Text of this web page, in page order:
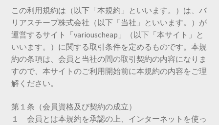
この利用規約は（以下「本規約」といいます。）は、バ
リアスチープ株式会社（以下「当社」といいます。）が
運営するサイト「variouscheap」（以下「本サイト」と
いいます。）に関する取引条件を定めるものです。本規
約の条項は、会員と当社の間の取引契約の内容になりま
すので、本サイトのご利用開始前に本規約の内容をご理
解ください。
第１条（会員資格及び契約の成立）
１ 会員とは本規約を承認の上、インターネットを使っ